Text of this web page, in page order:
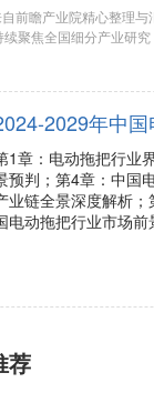
前瞻产业院精心整理
聚焦全国细分产业研
2029年中
1章：电动拖把行业
预判；第4章：中国
业链全景深度解析
电动拖把行业市场
荐